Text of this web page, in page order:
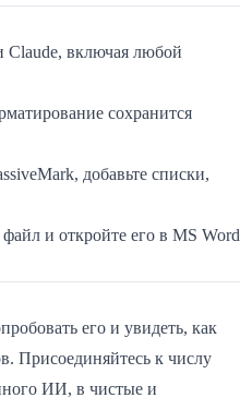
Claude, включая любой
сохранится
добавьте списки,
и откройте его в MS Word
его и увидеть, как
Присоединяйтесь к числу
ИИ, в чистые и